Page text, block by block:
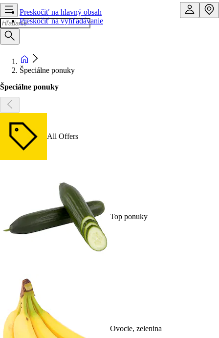
Preskočiť na hlavný obsah
Preskočiť na vyhľadávanie
Špeciálne ponuky
Špeciálne ponuky
All Offers
Top ponuky
Ovocie, zelenina